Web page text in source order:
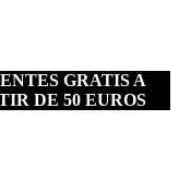
GRATIS A
DE 50 EUROS